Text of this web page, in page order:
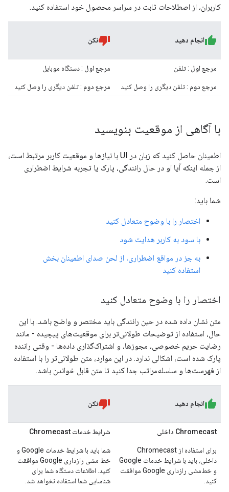
کاربران، از اصطلاحات ثابت در سراسر محصول خود استفاده کنید.
انجام دهید نکن
مرجع اول : تلفن
مرجع دوم : تلفن دیگری را وصل کنید
مرجع اول : دستگاه موبایل
مرجع دوم : تلفن دیگری را وصل کنید
با آگاهی از موقعیت بنویسید
اطمینان حاصل کنید که زبان در UI با نیازها و موقعیت کاربر مرتبط است،
از جمله اینکه آیا او در حال رانندگی، پارک یا تجربه شرایط اضطراری
است.
شما باید:
اختصار را با وضوح متعادل کنید
با سود به کاربر هدایت شود
به جز در مواقع اضطراری، از لحن صدای اطمینان بخش
استفاده کنید
اختصار را با وضوح متعادل کنید
متن نشان داده شده در حین رانندگی باید مختصر و واضح باشد. با این
حال، استفاده از توضیحات طولانی‌تر برای موقعیت‌های پیچیده - مانند
رضایت حریم خصوصی، مجوزها، و اشتراک‌گذاری داده‌ها - وقتی راننده
پارک شده است، اشکالی ندارد. در این موارد، متن طولانی‌تر را با استفاده
از فهرست‌ها و سلسله‌مراتب جدا کنید تا متن قابل خواندن باشد.
انجام دهید نکن
Chromecast داخلی
برای استفاده از Chromecast
داخلی، باید با شرایط خدمات Google
و خط‌مشی رازداری Google موافقت
کنید.
شرایط خدمات Chromecast
شما باید با شرایط خدمات Google و
خط مشی رازداری Google موافقت
کنید. اطلاعات دستگاه شما برای
شناسایی شما استفاده نخواهد شد.